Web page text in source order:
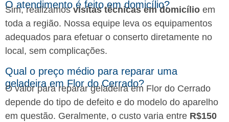
O atendimento é feito em domicílio?
Sim, realizamosvisitas técnicas em domicílio em
toda a região. Nossa equipe leva os equipamentos
adequados para efetuar o conserto diretamente no
local, sem complicações.
Qual o preço médio para reparar uma
geladeira em Flor do Cerrado?
O valor para reparar geladeira em Flor do Cerrado
depende do tipo de defeito e do modelo do aparelho
em questão. Geralmente, o custo varia entre R$150